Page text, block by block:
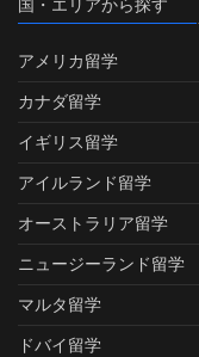
国・エリアから探す
アメリカ留学
カナダ留学
イギリス留学
アイルランド留学
オーストラリア留学
ニュージーランド留学
マルタ留学
ドバイ留学